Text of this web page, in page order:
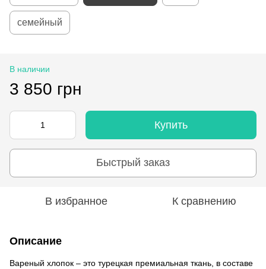
семейный
В наличии
3 850 грн
Купить
Быстрый заказ
В избранное К сравнению
Описание
Вареный хлопок – это турецкая премиальная ткань, в составе